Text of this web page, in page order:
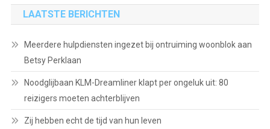
LAATSTE BERICHTEN
Meerdere hulpdiensten ingezet bij ontruiming woonblok aan
Betsy Perklaan
Noodglijbaan KLM-Dreamliner klapt per ongeluk uit: 80
reizigers moeten achterblijven
Zij hebben echt de tijd van hun leven